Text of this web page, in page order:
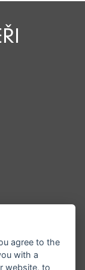
agree to the
with a
website, to